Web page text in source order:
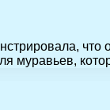
муравьев,